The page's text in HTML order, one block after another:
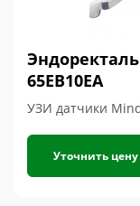
65EB10EA
УЗИ датчики
Уточнить цену